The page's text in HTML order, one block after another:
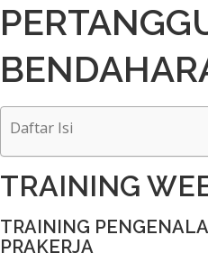
Daftar Isi
TRAINING
TRAINING
PRAKERJA